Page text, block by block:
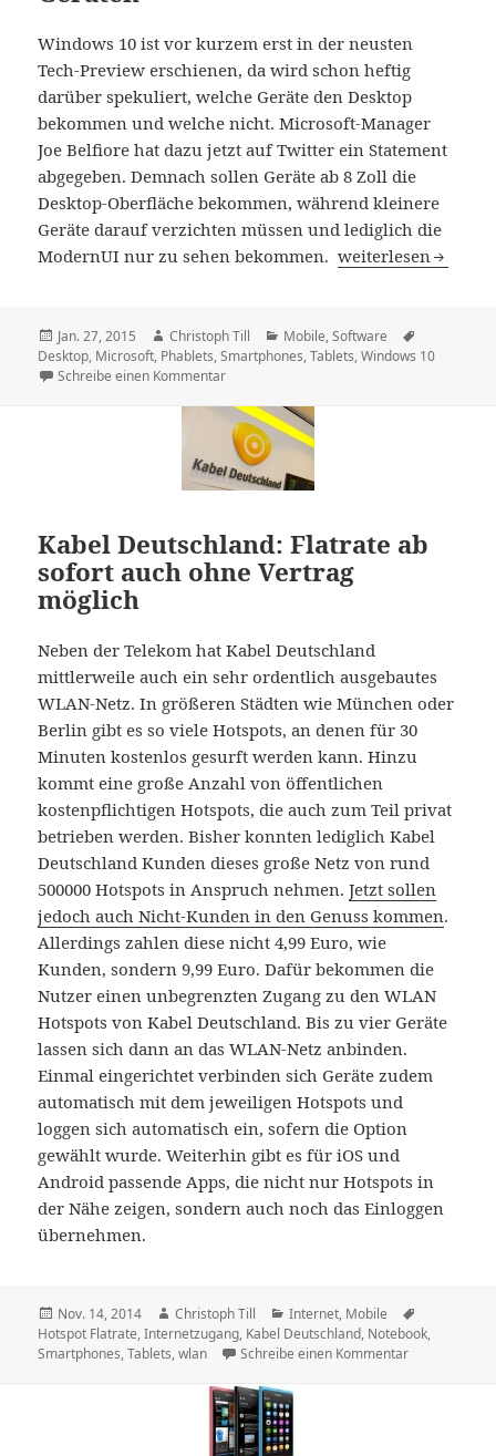
Windows 10 ist vor kurzem erst in der neusten
Tech-Preview erschienen, da wird schon heftig
darüber spekuliert, welche Geräte den Desktop
bekommen und welche nicht. Microsoft-Manager
Joe Belfiore hat dazu jetzt auf Twitter ein Statement
abgegeben. Demnach sollen Geräte ab 8 Zoll die
Desktop-Oberfläche bekommen, während kleinere
Geräte darauf verzichten müssen und lediglich die
ModernUI nur zu sehen bekommen.Windows 10: Den
weiterlesen
Veröffentlicht
am
Jan. 27, 2015 Autor
Christoph Till Kategorien
Mobile,Software
Desktop, Microsoft, Phablets,Smartphones,Tablets,Windows 10
Schreibe einen Kommentarzu Windows 10: Den klassischen Desktop
Kabel Deutschland: Flatrate ab
sofort auch ohne Vertrag
möglich
Neben der Telekom hat Kabel Deutschland
mittlerweile auch ein sehr ordentlich ausgebautes
WLAN-Netz. In größeren Städten wie München oder
Berlin gibt es so viele Hotspots, an denen für 30
Minuten kostenlos gesurft werden kann. Hinzu
kommt eine große Anzahl von öffentlichen
kostenpflichtigen Hotspots, die auch zum Teil privat
betrieben werden. Bisher konnten lediglich Kabel
Deutschland Kunden dieses große Netz von rund
500000 Hotspots in Anspruch nehmen.Jetzt sollen
jedoch auch Nicht-Kunden in den Genuss kommen.
Allerdings zahlen diese nicht 4,99 Euro, wie
Kunden, sondern 9,99 Euro. Dafür bekommen die
Nutzer einen unbegrenzten Zugang zu den WLAN
Hotspots von Kabel Deutschland. Bis zu vier Geräte
lassen sich dann an das WLAN-Netz anbinden.
Einmal eingerichtet verbinden sich Geräte zudem
automatisch mit dem jeweiligen Hotspots und
loggen sich automatisch ein, sofern die Option
gewählt wurde. Weiterhin gibt es für iOS und
Android passende Apps, die nicht nur Hotspots in
der Nähe zeigen, sondern auch noch das Einloggen
übernehmen.
Veröffentlicht
am
Nov. 14, 2014 Autor
Christoph Till Kategorien
Internet, Mobile
Hotspot Flatrate,Internetzugang, Kabel Deutschland, Notebook,
Smartphones,Tablets,wlan Schreibe einen Kommentarzu Kabel